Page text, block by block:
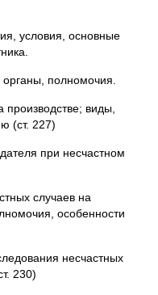
условия, основные
полномочия.
виды,
(ст. 227)
при несчастном
случаев на
особенности
несчастных
230)